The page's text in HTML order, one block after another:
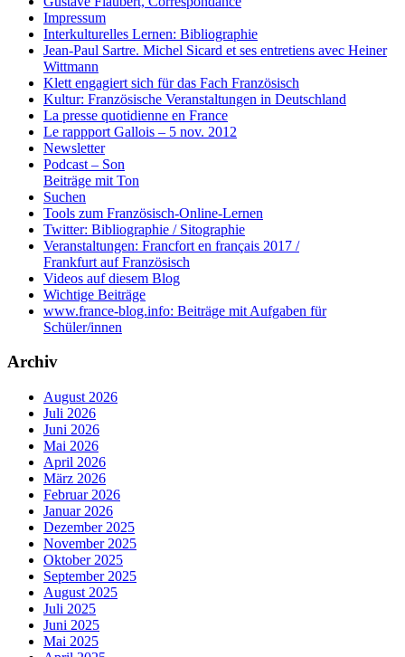
Impressum
Interkulturelles Lernen: Bibliographie
Jean-Paul Sartre. Michel Sicard et ses entretiens avec Heiner
Wittmann
Klett engagiert sich für das Fach Französisch
Kultur: Französische Veranstaltungen in Deutschland
La presse quotidienne en France
Le rappport Gallois – 5 nov. 2012
Newsletter
Podcast – Son
Beiträge mit Ton
Suchen
Tools zum Französisch-Online-Lernen
Twitter: Bibliographie / Sitographie
Veranstaltungen: Francfort en français 2017 /
Frankfurt auf Französisch
Videos auf diesem Blog
Wichtige Beiträge
www.france-blog.info: Beiträge mit Aufgaben für
Schüler/innen
Archiv
August 2026
Juli 2026
Juni 2026
Mai 2026
April 2026
März 2026
Februar 2026
Januar 2026
Dezember 2025
November 2025
Oktober 2025
September 2025
August 2025
Juli 2025
Juni 2025
Mai 2025